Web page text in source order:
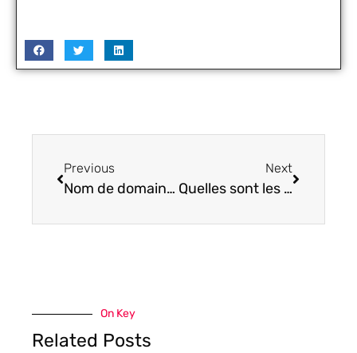
Previous
Nom de domaine avec ou sans tiret : le détail qui change la mémorisation de votre site high-tech
Next
Quelles sont les avantages d’une sauvegarde externalisée ?
On Key
Related Posts